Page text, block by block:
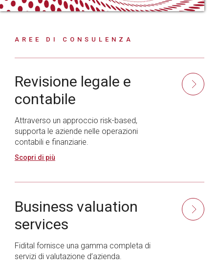
AREE DI CONSULENZA
Revisione legale e
contabile
Attraverso un approccio risk-based,
supporta le aziende nelle operazioni
contabili e finanziarie.
Scopri di più
Business valuation
services
Fidital fornisce una gamma completa di
servizi di valutazione d’azienda.